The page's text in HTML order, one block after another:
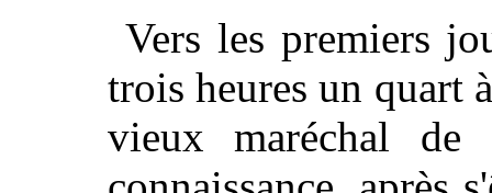
Vers les premiers
trois heures un quart
vieux maréchal de